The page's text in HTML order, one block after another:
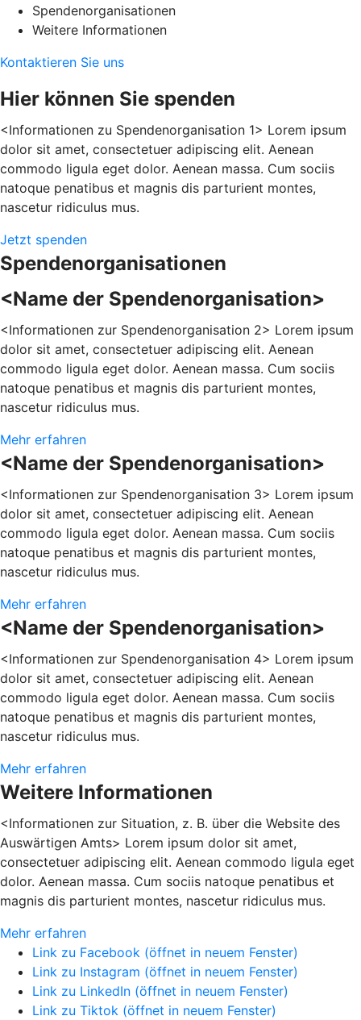
Spendenorganisationen
Weitere Informationen
Kontaktieren Sie uns
Hier können Sie spenden
<Informationen zu Spendenorganisation 1> Lorem ipsum
dolor sit amet, consectetuer adipiscing elit. Aenean
commodo ligula eget dolor. Aenean massa. Cum sociis
natoque penatibus et magnis dis parturient montes,
nascetur ridiculus mus.
Jetzt spenden
Spendenorganisationen
<Name der Spendenorganisation>
<Informationen zur Spendenorganisation 2> Lorem ipsum
dolor sit amet, consectetuer adipiscing elit. Aenean
commodo ligula eget dolor. Aenean massa. Cum sociis
natoque penatibus et magnis dis parturient montes,
nascetur ridiculus mus.
Mehr erfahren
<Name der Spendenorganisation>
<Informationen zur Spendenorganisation 3> Lorem ipsum
dolor sit amet, consectetuer adipiscing elit. Aenean
commodo ligula eget dolor. Aenean massa. Cum sociis
natoque penatibus et magnis dis parturient montes,
nascetur ridiculus mus.
Mehr erfahren
<Name der Spendenorganisation>
<Informationen zur Spendenorganisation 4> Lorem ipsum
dolor sit amet, consectetuer adipiscing elit. Aenean
commodo ligula eget dolor. Aenean massa. Cum sociis
natoque penatibus et magnis dis parturient montes,
nascetur ridiculus mus.
Mehr erfahren
Weitere Informationen
<Informationen zur Situation, z. B. über die Website des
Auswärtigen Amts> Lorem ipsum dolor sit amet,
consectetuer adipiscing elit. Aenean commodo ligula eget
dolor. Aenean massa. Cum sociis natoque penatibus et
magnis dis parturient montes, nascetur ridiculus mus.
Mehr erfahren
Link zu Facebook (öffnet in neuem Fenster)
Link zu Instagram (öffnet in neuem Fenster)
Link zu LinkedIn (öffnet in neuem Fenster)
Link zu Tiktok (öffnet in neuem Fenster)